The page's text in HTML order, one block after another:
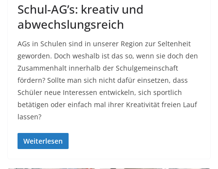
Schul-AG’s: kreativ und
abwechslungsreich
AGs in Schulen sind in unserer Region zur Seltenheit
geworden. Doch weshalb ist das so, wenn sie doch den
Zusammenhalt innerhalb der Schulgemeinschaft
fördern? Sollte man sich nicht dafür einsetzen, dass
Schüler neue Interessen entwickeln, sich sportlich
betätigen oder einfach mal ihrer Kreativität freien Lauf
lassen?
Weiterlesen